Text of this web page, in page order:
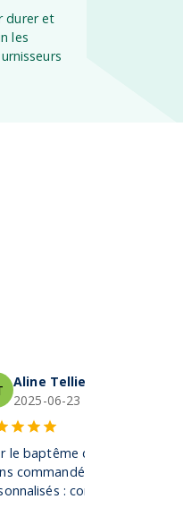
durer et
les
Aline Tellier
2025-06-23
le baptême de notre fils,
commandé des gobelets
: conseil, rapidité,